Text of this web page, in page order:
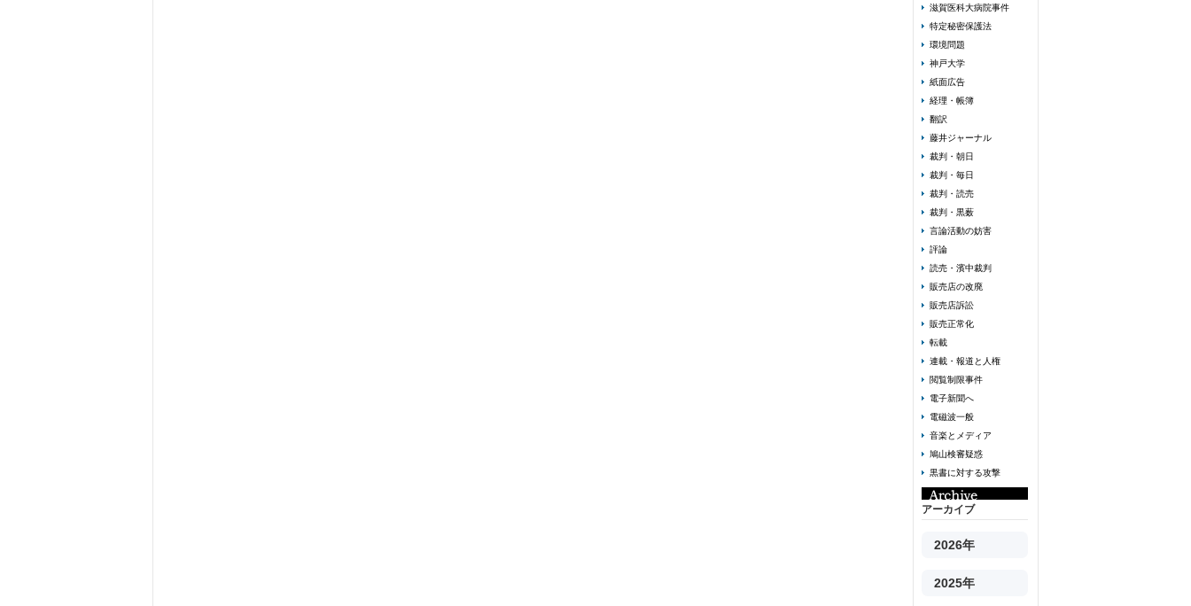
滋賀医科大病院事件
特定秘密保護法
環境問題
神戸大学
紙面広告
経理・帳簿
翻訳
藤井ジャーナル
裁判・朝日
裁判・毎日
裁判・読売
裁判・黒薮
言論活動の妨害
評論
読売・濱中裁判
販売店の改廃
販売店訴訟
販売正常化
転載
連載・報道と人権
閲覧制限事件
電子新聞へ
電磁波一般
音楽とメディア
鳩山検審疑惑
黒書に対する攻撃
アーカイブ
2026年
2025年